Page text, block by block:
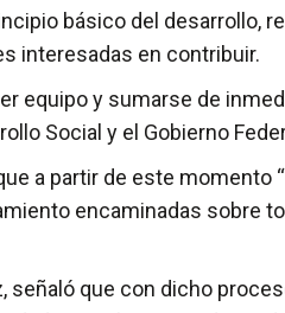
básico del desarrollo,
interesadas en contribuir.
equipo y sumarse de
Social y el Gobierno
a partir de este
encaminadas sobre
que con dicho